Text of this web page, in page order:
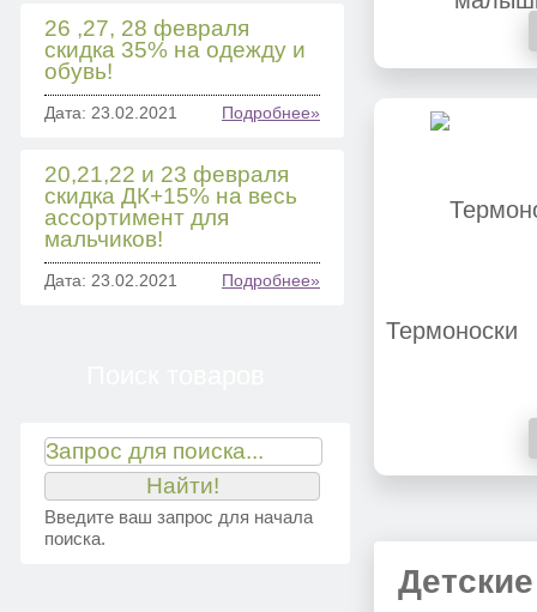
Термоноски
26 ,27, 28 февраля
скидка 35% на одежду и
обувь!
Дата: 23.02.2021 Подробнее»
20,21,22 и 23 февраля
скидка ДК+15% на весь
ассортимент для
мальчиков!
Дата: 23.02.2021 Подробнее»
Введите ваш запрос для начала
поиска.